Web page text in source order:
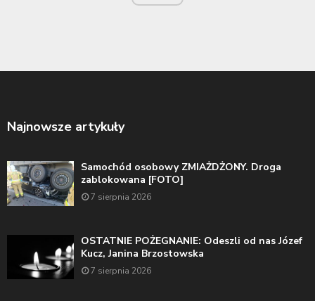
Najnowsze artykuły
Samochód osobowy ZMIAŻDŻONY. Droga
zablokowana [FOTO]
7 sierpnia 2026
OSTATNIE POŻEGNANIE: Odeszli od nas Józef
Kucz, Janina Brzostowska
7 sierpnia 2026